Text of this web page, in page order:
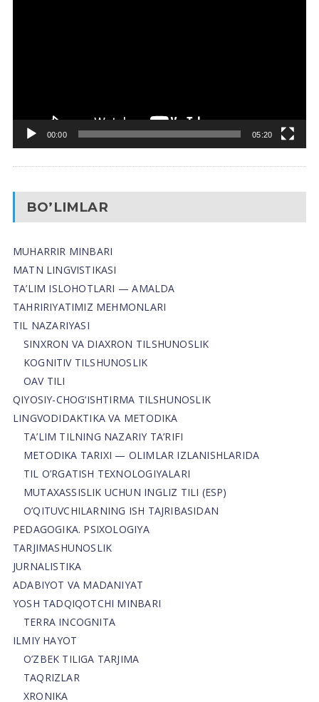
00:00 05:20
BO’LIMLAR
MUHARRIR MINBARI
MATN LINGVISTIKASI
TA’LIM ISLOHOTLARI — AMALDA
TAHRIRIYATIMIZ MEHMONLARI
TIL NAZARIYASI
SINXRON VA DIAXRON TILSHUNOSLIK
KOGNITIV TILSHUNOSLIK
OAV TILI
QIYOSIY-CHOG‘ISHTIRMA TILSHUNOSLIK
LINGVODIDAKTIKA VA METODIKA
TA’LIM TILNING NAZARIY TA’RIFI
METODIKA TARIXI — OLIMLAR IZLANISHLARIDA
TIL O’RGATISH TEXNOLOGIYALARI
MUTAXASSISLIK UCHUN INGLIZ TILI (ESP)
O’QITUVCHILARNING ISH TAJRIBASIDAN
PEDAGOGIKA. PSIXOLOGIYA
TARJIMASHUNOSLIK
JURNALISTIKA
ADABIYOT VA MADANIYAT
YOSH TADQIQOTCHI MINBARI
TERRA INCOGNITA
ILMIY HAYOT
O’ZBEK TILIGA TARJIMA
TAQRIZLAR
XRONIKA